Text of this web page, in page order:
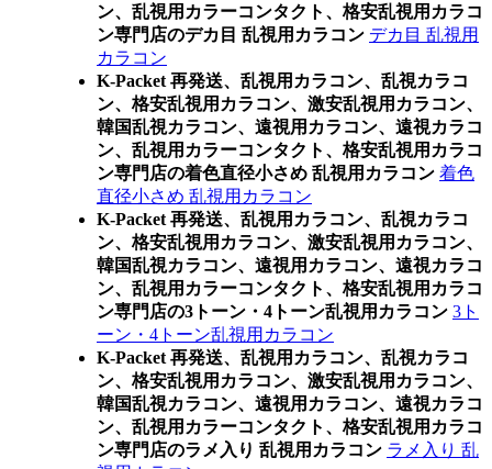
ン、乱視用カラーコンタクト、格安乱視用カラコ
ン専門店のデカ目 乱視用カラコン デカ目 乱視用
カラコン
K-Packet 再発送、乱視用カラコン、乱視カラコ
ン、格安乱視用カラコン、激安乱視用カラコン、
韓国乱視カラコン、遠視用カラコン、遠視カラコ
ン、乱視用カラーコンタクト、格安乱視用カラコ
ン専門店の着色直径小さめ 乱視用カラコン 着色
直径小さめ 乱視用カラコン
K-Packet 再発送、乱視用カラコン、乱視カラコ
ン、格安乱視用カラコン、激安乱視用カラコン、
韓国乱視カラコン、遠視用カラコン、遠視カラコ
ン、乱視用カラーコンタクト、格安乱視用カラコ
ン専門店の3トーン・4トーン乱視用カラコン 3ト
ーン・4トーン乱視用カラコン
K-Packet 再発送、乱視用カラコン、乱視カラコ
ン、格安乱視用カラコン、激安乱視用カラコン、
韓国乱視カラコン、遠視用カラコン、遠視カラコ
ン、乱視用カラーコンタクト、格安乱視用カラコ
ン専門店のラメ入り 乱視用カラコン ラメ入り 乱